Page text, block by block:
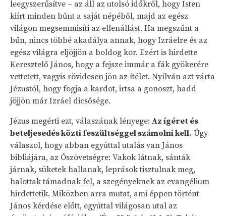
leegyszerűsítve – az áll az utolsó időkről, hogy Isten
kiírt minden bűnt a saját népéből, majd az egész
világon megsemmisíti az ellenállást. Ha megszűnt a
bűn, nincs többé akadálya annak, hogy Izráelre és az
egész világra eljöjjön a boldog kor. Ezért is hirdette
Keresztelő János, hogy a fejsze immár a fák gyökerére
vettetett, vagyis rövidesen jön az ítélet. Nyílván azt várta
Jézustól, hogy fogja a kardot, irtsa a gonoszt, hadd
jöjjön már Izráel dicsősége.
Jézus megérti ezt, válaszának lényege: Az ígéret és
beteljesedés közti feszültséggel számolni kell. Úgy
válaszol, hogy abban egyúttal utalás van János
bibliájára, az Ószövetségre: Vakok látnak, sánták
járnak, süketek hallanak, leprások tisztulnak meg,
halottak támadnak fel, a szegényeknek az evangélium
hirdettetik. Miközben arra mutat, ami éppen történt
János kérdése előtt, egyúttal világosan utal az